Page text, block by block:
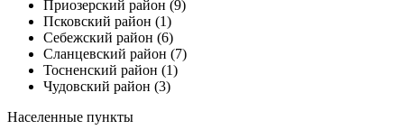
Приозерский район (9)
Псковский район (1)
Себежский район (6)
Сланцевский район (7)
Тосненский район (1)
Чудовский район (3)
Населенные пункты